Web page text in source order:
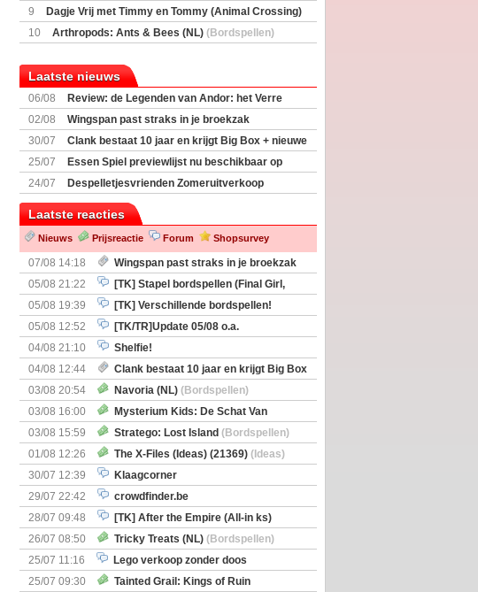
9
Dagje Vrij met Timmy en Tommy (Animal Crossing)
(77059)(Ideas)
10 Arthropods: Ants & Bees (NL) (Bordspellen)
Laatste nieuws
06/08
Review: de Legenden van Andor: het Verre
Land
02/08
Wingspan past straks in je broekzak
30/07
Clank bestaat 10 jaar en krijgt Big Box + nieuwe
uitbreiding
25/07
Essen Spiel previewlijst nu beschikbaar op
Boardgamegeek
24/07
Despelletjesvrienden Zomeruitverkoop
Laatste reacties
Nieuws Prijsreactie Forum Shopsurvey
07/08 14:18
Wingspan past straks in je broekzak
05/08 21:22
[TK] Stapel bordspellen (Final Girl,
Nemesis Retaliation, Zombicide Invader)
05/08 19:39
[TK] Verschillende bordspellen!
05/08 12:52
[TK/TR]Update 05/08 o.a.
Prijsverlagingen, Imperium Horizons, 20 Strong
04/08 21:10
Shelfie!
04/08 12:44
Clank bestaat 10 jaar en krijgt Big Box
+ nieuwe uitbreiding
03/08 20:54 Navoria (NL) (Bordspellen)
03/08 16:00
Mysterium Kids: De Schat Van
Kapitein Boe
(Bordspellen)
03/08 15:59 Stratego: Lost Island (Bordspellen)
01/08 12:26
The X-Files (Ideas) (21369) (Ideas)
30/07 12:39
Klaagcorner
29/07 22:42
crowdfinder.be
28/07 09:48
[TK] After the Empire (All-in ks)
26/07 08:50
Tricky Treats (NL) (Bordspellen)
25/07 11:16
Lego verkoop zonder doos
25/07 09:30
Tainted Grail: Kings of Ruin